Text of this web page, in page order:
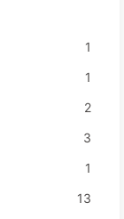
1
1
2
3
1
13